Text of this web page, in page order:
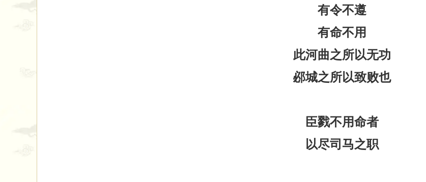
有令不遵
有命不用
此河曲之所以无功
邲城之所以致败也
臣戮不用命者
以尽司马之职